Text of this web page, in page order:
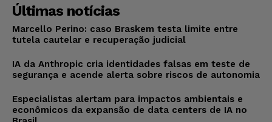
Últimas notícias
Marcello Perino: caso Braskem testa limite entre
tutela cautelar e recuperação judicial
IA da Anthropic cria identidades falsas em teste de
segurança e acende alerta sobre riscos de autonomia
Especialistas alertam para impactos ambientais e
econômicos da expansão de data centers de IA no